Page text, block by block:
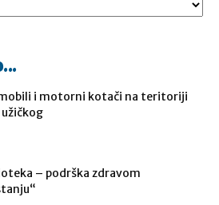
i motorni kotači na teritoriji
užičkog
– podrška zdravom